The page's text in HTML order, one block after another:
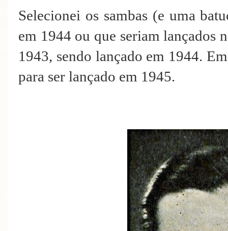
Selecionei os sambas (e uma
em 1944 ou que seriam lançados
1943, sendo lançado em 1944.
para ser lançado em 1945.